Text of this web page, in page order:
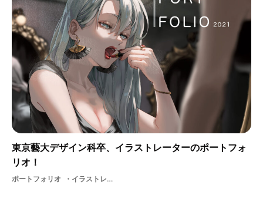
東京藝大デザイン科卒、イラストレーターのポートフォ
リオ！
ポートフォリオ イラストレーター2Dデザイナーゲーム業界